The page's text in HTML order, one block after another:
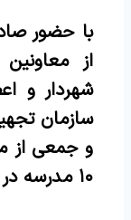
با حضور
از
شهردار و
سازمان
و جمعی از
۱۰ مدرسه در شهر بومهن، خشت گذاری شد.